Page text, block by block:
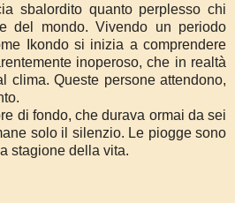
sbalordito quanto perplesso chi
del mondo. Vivendo un periodo
Ikondo si inizia a comprendere
inoperoso, che in realtà
clima. Queste persone attendono,
di fondo, che durava ormai da sei
solo il silenzio. Le piogge sono
stagione della vita.